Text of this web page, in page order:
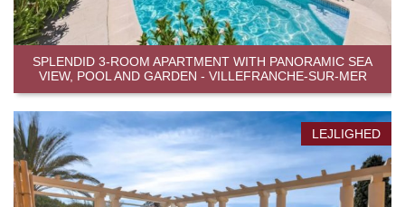
SPLENDID 3-ROOM APARTMENT WITH PANORAMIC SEA
VIEW, POOL AND GARDEN - VILLEFRANCHE-SUR-MER
LEJLIGHED